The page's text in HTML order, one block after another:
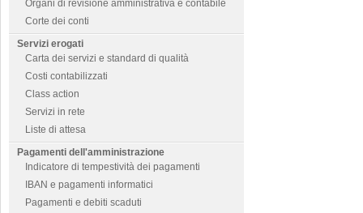
Organi di revisione amministrativa e contabile
Corte dei conti
Servizi erogati
Carta dei servizi e standard di qualità
Costi contabilizzati
Class action
Servizi in rete
Liste di attesa
Pagamenti dell'amministrazione
Indicatore di tempestività dei pagamenti
IBAN e pagamenti informatici
Pagamenti e debiti scaduti